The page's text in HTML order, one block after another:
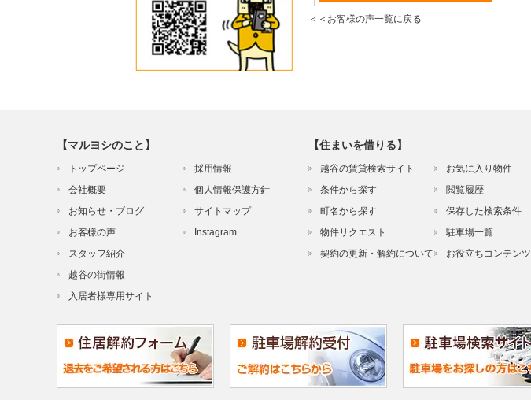
＜＜お客様の声一覧に戻る
【マルヨシのこと】
トップページ
会社概要
お知らせ・ブログ
お客様の声
スタッフ紹介
越谷の街情報
入居者様専用サイト
採用情報
個人情報保護方針
サイトマップ
Instagram
【住まいを借りる】
越谷の賃貸検索サイト
条件から探す
町名から探す
物件リクエスト
契約の更新・解約について
お気に入り物件
閲覧履歴
保存した検索条件
駐車場一覧
お役立ちコンテンツ